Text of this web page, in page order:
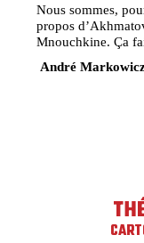
Nous sommes,
propos
Mnouchkine. Ça
André